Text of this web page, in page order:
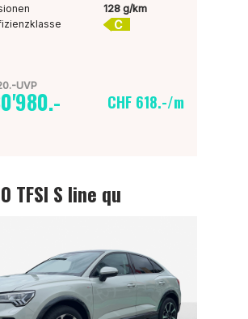
128 g/km
C
UVP
CHF 618.-/m
TFSI S line qu